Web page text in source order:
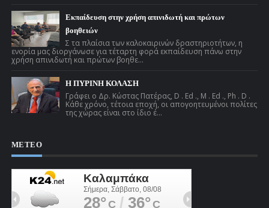
Εκπαίδευση στην χρήση απινιδωτή και πρώτων
βοηθειών
Σ τα πλαίσια των καλοκαιρινών δραστηριοτήτων, η
ενορία μας διοργάνωσε για τέταρτη φορά εκπαίδευση πάνω στην
χρήση απινιδωτή και πρώτων βοηθε...
Η ΠΥΡΙΝΗ ΚΟΛΑΣΗ
Γράφει ο Δρ. Κώστας Πατέρας, D . Ed ., M . Ed ., Ph . D .
Κάθε χρόνο, τέτοια εποχή, οι απογοητευμένοι πολίτες
της χώρας είναι στο ίδιο έ...
ΜΕΤΕΟ